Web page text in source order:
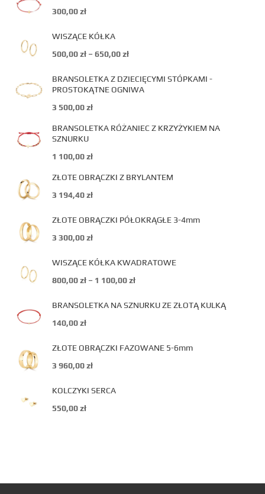
300,00zł
WISZĄCE KÓŁKA
500,00zł – 650,00zł
BRANSOLETKA Z DZIECIĘCYMI STÓPKAMI -
PROSTOKĄTNE OGNIWA
3 500,00zł
BRANSOLETKA RÓŻANIEC Z KRZYŻYKIEM NA
SZNURKU
1 100,00zł
ZŁOTE OBRĄCZKI Z BRYLANTEM
3 194,40zł
ZŁOTE OBRĄCZKI PÓŁOKRĄGŁE 3-4mm
3 300,00zł
WISZĄCE KÓŁKA KWADRATOWE
800,00zł – 1 100,00zł
BRANSOLETKA NA SZNURKU ZE ZŁOTĄ KULKĄ
140,00zł
ZŁOTE OBRĄCZKI FAZOWANE 5-6mm
3 960,00zł
KOLCZYKI SERCA
550,00zł